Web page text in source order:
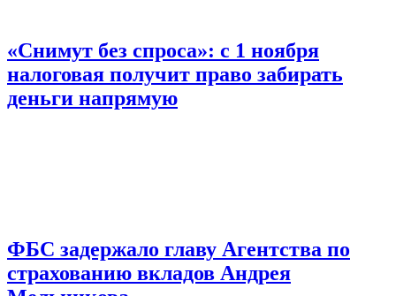
«Снимут без спроса»: с 1 ноября
налоговая получит право забирать
деньги напрямую
ФБС задержало главу Агентства по
страхованию вкладов Андрея